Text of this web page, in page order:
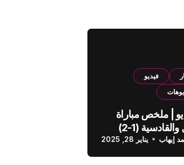
فيديو
| ملخص مباراة
الهلال والقادسية (1-2)
السعودي
إيهاب يناير 28, 2025